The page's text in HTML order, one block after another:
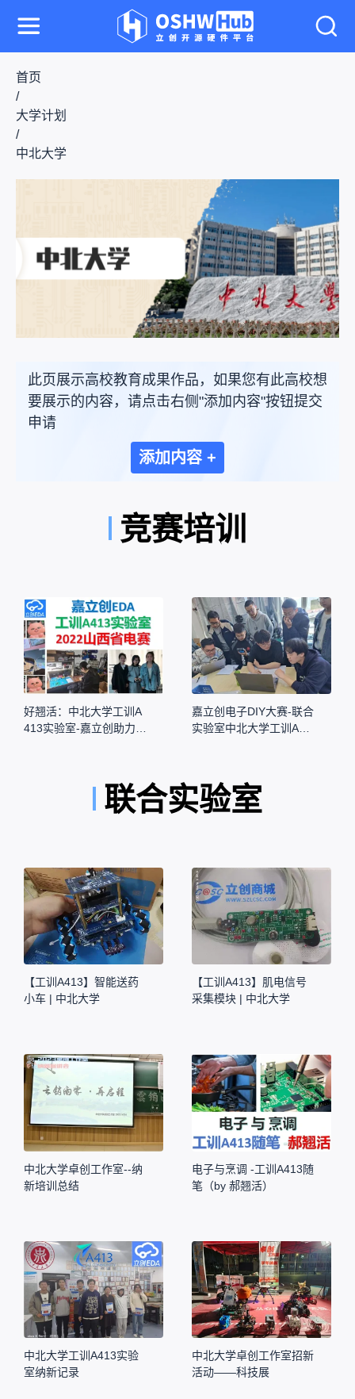
首页
/
大学计划
/
中北大学
此页展示高校教育成果作品，如果您有此高校想
要展示的内容，请点击右侧"添加内容"按钮提交
申请
添加内容 +
竞赛培训
好翘活：中北大学工训A
413实验室-嘉立创助力2
嘉立创电子DIY大赛-联合
实验室中北大学工训A41
联合实验室
【工训A413】智能送药
小车 | 中北大学
【工训A413】肌电信号
采集模块 | 中北大学
中北大学卓创工作室--纳
新培训总结
电子与烹调 -工训A413随
笔（by 郝翘活）
中北大学工训A413实验
室纳新记录
中北大学卓创工作室招新
活动——科技展